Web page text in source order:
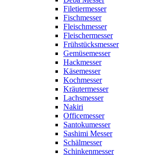
Filetiermesser
Fischmesser
Fleischmesser
Fleischermesser
Frühstücksmesser
Gemüsemesser
Hackmesser
Käsemesser
Kochmesser
Kräutermesser
Lachsmesser
Nakiri
Officemesser
Santokumesser
Sashimi Messer
Schälmesser
Schinkenmesser